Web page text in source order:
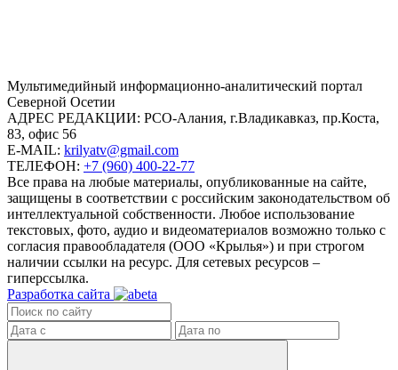
Mультимедийный информационно-аналитический портал
Северной Осетии
АДРЕС РЕДАКЦИИ: РСО-Алания, г.Владикавказ, пр.Коста,
83, офис 56
E-MAIL: krilyatv@gmail.com
ТЕЛЕФОН: +7 (960) 400-22-77
Все права на любые материалы, опубликованные на сайте,
защищены в соответствии с российским законодательством об
интеллектуальной собственности. Любое использование
текстовых, фото, аудио и видеоматериалов возможно только с
согласия правообладателя (ООО «Крылья») и при строгом
наличии ссылки на ресурс. Для сетевых ресурсов –
гиперссылка.
Разработка сайта